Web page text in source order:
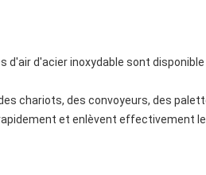
d'acier inoxydable sont
chariots, des convoyeurs, des
et enlèvent effectivement